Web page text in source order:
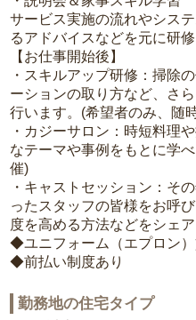
サービス実施の流れやシス
るアドバイスなどを元に研修
【お仕事開始後】
・スキルアップ研修：掃除
ーションの取り方など、さ
行います。(希望者のみ、随
・カジーサロン：時短料理
なテーマや事例をもとに学
催)
・キャストセッション：そ
ったスタッフの皆様をお呼
度を高める方法などをシェ
◆ユニフォーム（エプロン
◆前払い制度あり
勤務地の住宅タイプ